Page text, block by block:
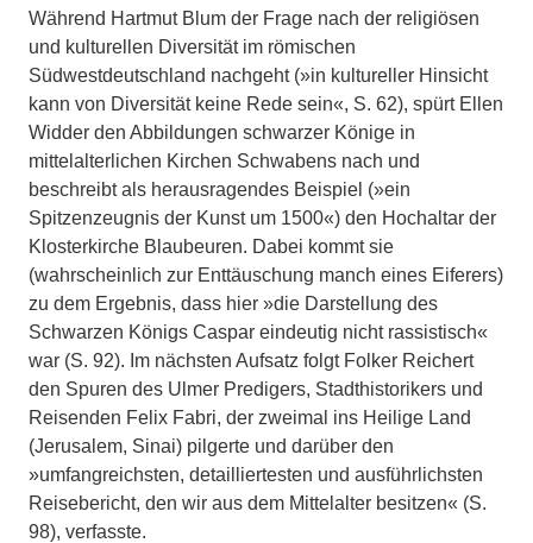
Während Hartmut Blum der Frage nach der religiösen
und kulturellen Diversität im römischen
Südwestdeutschland nachgeht (»in kultureller Hinsicht
kann von Diversität keine Rede sein«, S. 62), spürt Ellen
Widder den Abbildungen schwarzer Könige in
mittelalterlichen Kirchen Schwabens nach und
beschreibt als herausragendes Beispiel (»ein
Spitzenzeugnis der Kunst um 1500«) den Hochaltar der
Klosterkirche Blaubeuren. Dabei kommt sie
(wahrscheinlich zur Enttäuschung manch eines Eiferers)
zu dem Ergebnis, dass hier »die Darstellung des
Schwarzen Königs Caspar eindeutig nicht rassistisch«
war (S. 92). Im nächsten Aufsatz folgt Folker Reichert
den Spuren des Ulmer Predigers, Stadthistorikers und
Reisenden Felix Fabri, der zweimal ins Heilige Land
(Jerusalem, Sinai) pilgerte und darüber den
»umfangreichsten, detailliertesten und ausführlichsten
Reisebericht, den wir aus dem Mittelalter besitzen« (S.
98), verfasste.